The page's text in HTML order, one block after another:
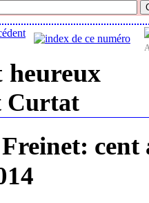
heureux
Curtat
cent